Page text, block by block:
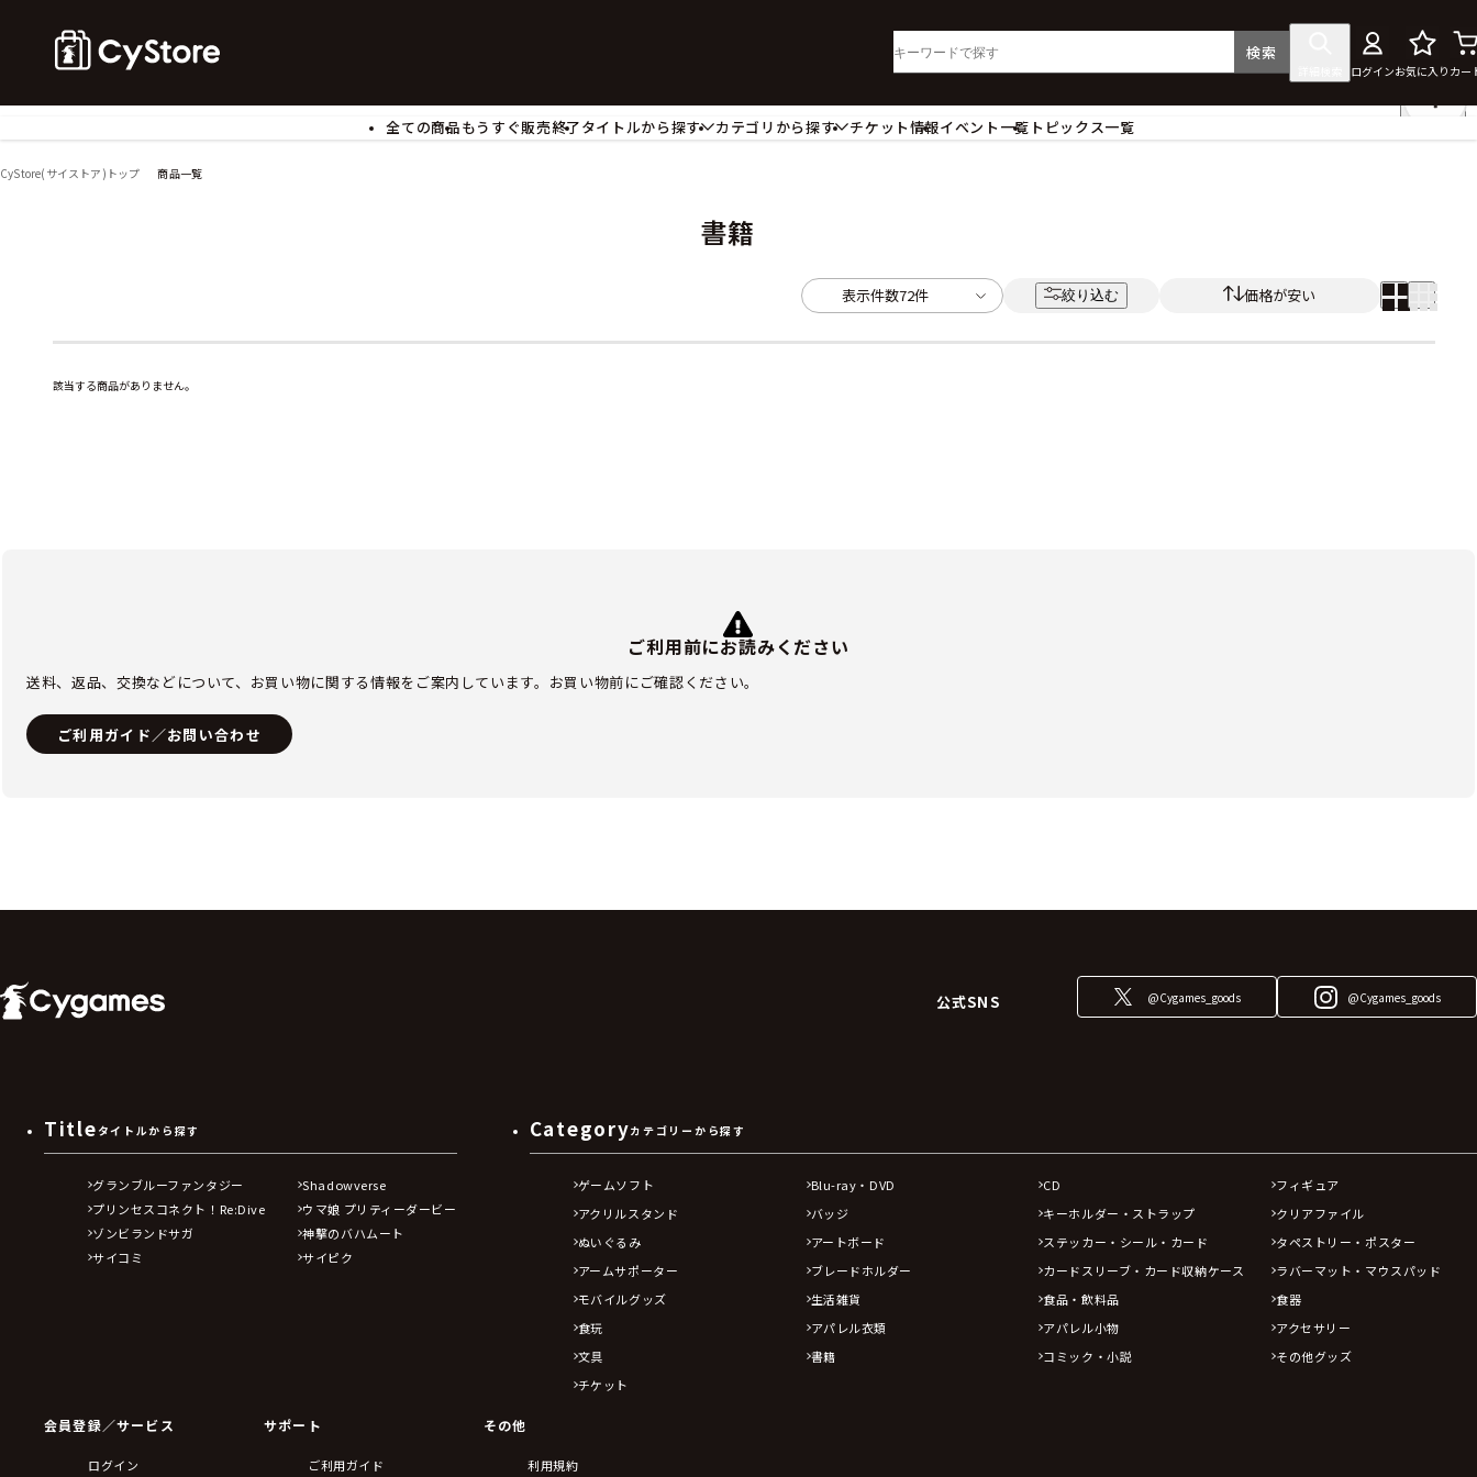
検索
ログインお気に入り カー
全ての商品もうすぐ販売終了タイトルから探す
カテゴリから探す
アクリルスタンド
アパレル小物
アクセサリー
チケット情報イベント一覧 トピックス一覧
CyStore(サイストア)トップ 商品一覧
書籍
表示件数72件 絞り込む 価格が安い
該当する商品がありません。
ご利用前にお読みください
送料、返品、交換などについて、お買い物に関する情報をご案内しています。お買い物前にご確認ください。
ご利用ガイド／お問い合わせ
公式SNS @Cygames_goods @Cygames_goods
Title タイトルから探す
グランブルーファンタジー
Shadowverse
プリンセスコネクト！Re:Dive
ウマ娘 プリティーダービー
ゾンビランドサガ
神撃のバハムート
サイコミ
サイピク
Categoryカテゴリーから探す
ゲームソフト Blu-ray・DVD CD
フィギュア
アクリルスタンド
バッジ キーホルダー・ストラップ
クリアファイル
ぬいぐるみ
アートボード ステッカー・シール・カード
タペストリー・ポスター
アームサポーター
ブレードホルダー カードスリーブ・カード収納ケース
ラバーマット・マウスパッド
モバイルグッズ
生活雑貨 食品・飲料品
食器
食玩
アパレル衣類 アパレル小物
アクセサリー
文具
書籍 コミック・小説
その他グッズ
チケット
会員登録／サービス
ログイン
サポート
ご利用ガイド
その他
利用規約